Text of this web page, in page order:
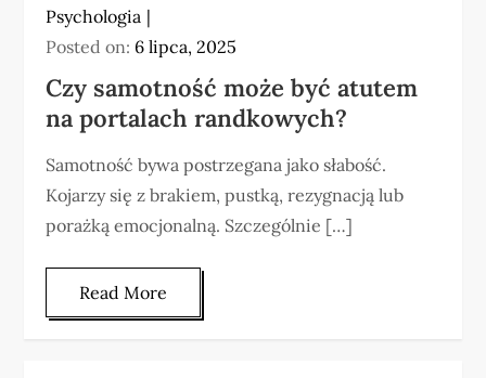
Psychologia
Posted on: 6 lipca, 2025
Czy samotność może być atutem
na portalach randkowych?
Samotność bywa postrzegana jako słabość.
Kojarzy się z brakiem, pustką, rezygnacją lub
porażką emocjonalną. Szczególnie […]
Read More